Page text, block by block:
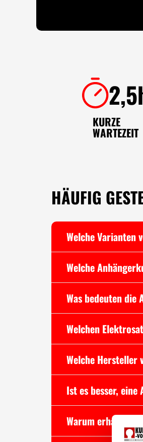
KURZE
WARTEZEIT
HÄUFIG
Welche Varianten
Welche
Was bedeuten die
Welchen
Welche Hersteller
Ist es besser,
Warum erhalte ich